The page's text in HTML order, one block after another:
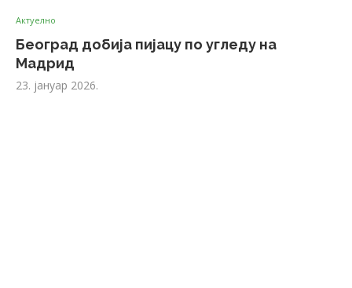
Актуелно
Београд добија пијацу по угледу на
Мадрид
23. јануар 2026.